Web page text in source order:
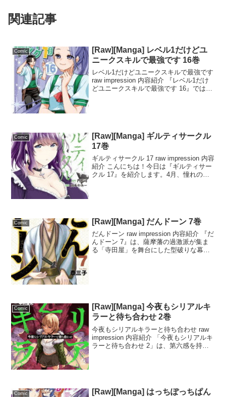
関連記事
Comic
[Raw][Manga] レベル1だけどユ
ニークスキルで最強です 16巻
レベル1だけどユニークスキルで最強です
raw impression 内容紹介 『レベル1だけ
どユニークスキルで最強です 16』では、
Comic
[Raw][Manga] ギルティサークル
17巻
ギルティサークル 17 raw impression 内容
紹介 こんにちは！今日は『ギルティサー
クル 17』を紹介します。4月、憧れの青
Comic [Raw][Manga] だんドーン 7巻
だんドーン raw impression 内容紹介 『だ
んドーン 7』は、薩摩藩の過激派が集ま
る「寺田屋」を舞台にした型破りな幕末
Comic
[Raw][Manga] 今夜もシリアルキ
ラーと待ち合わせ 2巻
今夜もシリアルキラーと待ち合わせ raw
impression 内容紹介 「今夜もシリアルキ
ラーと待ち合わせ 2」は、第六感を持つ
Comic
[Raw][Manga] はっちぽっちぱん